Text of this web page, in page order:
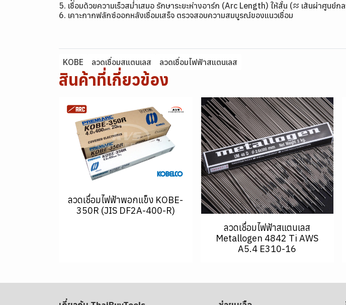
5. เชื่อมด้วยความเร็วสม่ำเสมอ รักษาระยะห่างอาร์ก (Arc Length) ให้สั้น (≈ เส้นผ่าศูนย์ก
6. เคาะกากฟลักซ์ออกหลังเชื่อมเสร็จ ตรวจสอบความสมบูรณ์ของแนวเชื่อม
KOBE ลวดเชื่อมสแตนเลส ลวดเชื่อมไฟฟ้าสแตนเลส
สินค้าที่เกี่ยวข้อง
ลวดเชื่อมไฟฟ้าพอกแข็ง KOBE-
350R (JIS DF2A-400-R)
ลวดเชื่อมไฟฟ้าสแตนเลส
Metallogen 4842 Ti AWS
A5.4 E310-16